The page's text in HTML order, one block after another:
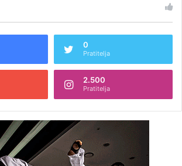
0
Pratitelja
2.500
Pratitelja